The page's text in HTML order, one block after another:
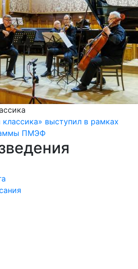
выступил в рамках
ПМЭФ